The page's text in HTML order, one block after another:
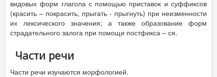
видовых форм глагола с помощью приставок и суффиксов
(красить – покрасить, прыгать - прыгнуть) при неизменности
их лексического значения; а также образование форм
страдательного залога при помощи постфикса – ся.
Части речи
Части речи изучаются морфологией.